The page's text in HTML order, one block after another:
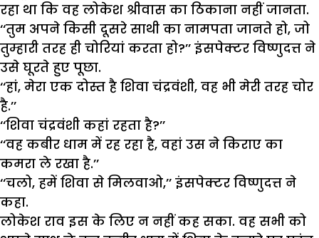
रहा था कि वह लोकेश श्रीवास का ठिकाना नहीं जानता.
‘‘तुम अपने किसी दूसरे साथी का नामपता जानते हो, जो
तुम्हारी तरह ही चोरियां करता हो?’’ इंसपेक्टर विष्णुदत्त ने
उसे घूरते हुए पूछा.
‘‘हां, मेरा एक दोस्त है शिवा चंद्रवंशी, वह भी मेरी तरह चोर
है.’’
‘‘शिवा चंद्रवंशी कहां रहता है?’’
‘‘वह कबीर धाम में रह रहा है, वहां उस ने किराए का
कमरा ले रखा है.’’
‘‘चलो, हमें शिवा से मिलवाओ,’’ इंसपेक्टर विष्णुदत्त ने
कहा.
लोकेश राव इस के लिए न नहीं कह सका. वह सभी को